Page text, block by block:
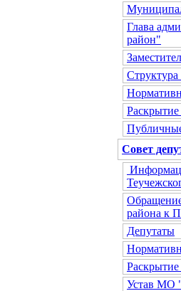
Глава
район"
Совет
района к
Депутаты
Устав МО